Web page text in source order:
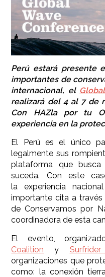
CONTACT
Perú estará presente
importantes de
internacional, el
realizará del 4 al 7 de
Con HAZla por tu
experiencia en la
El Perú es el único
legalmente sus
plataforma que
suceda. Con este
la experiencia
importante cita a través
de Conservamos por
coordinadora de esta
El evento,
Coalition y
organizaciones que
como: la conexión